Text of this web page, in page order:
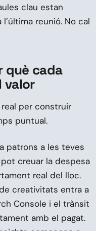
clau estan
reunió. No cal
què cada
valor
real per construir
puntual.
patrons a les teves
creuar la despesa
real del lloc.
creativitats entra a
Console i el trànsit
amb el pagat.